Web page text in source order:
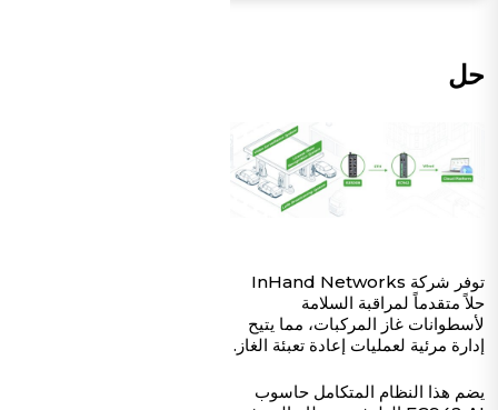
حل
توفر شركة InHand Networks
حلاً متقدماً لمراقبة السلامة
لأسطوانات غاز المركبات، مما يتيح
إدارة مرئية لعمليات إعادة تعبئة الغاز.
يضم هذا النظام المتكامل حاسوب